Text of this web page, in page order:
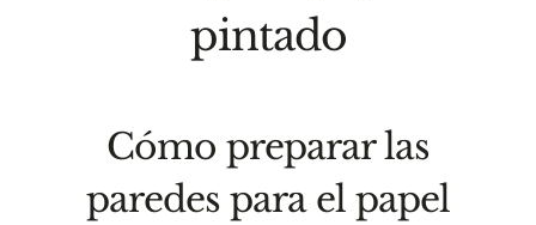
pintado
Cómo preparar las
paredes para el papel